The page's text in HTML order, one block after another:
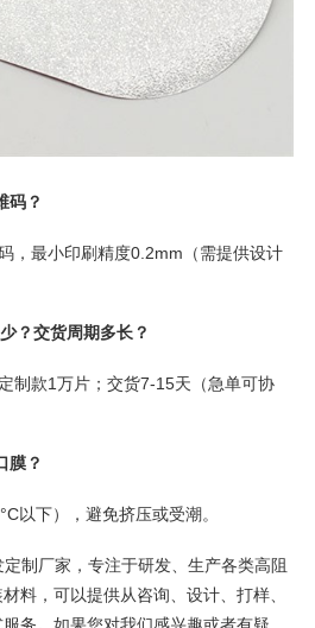
码？
，最小印刷精度0.2mm（需提供设计
？交货周期多长？
制款1万片；交货7-15天（急单可协
膜？
以下），避免挤压或受潮。
定制厂家，专注于研发、生产各类高阻
料，可以提供从咨询、设计、打样、
务。如果您对我们感兴趣或者有疑